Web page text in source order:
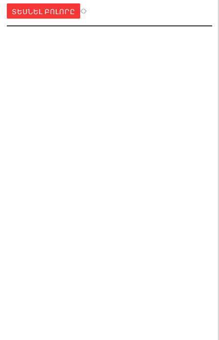
ՏԵՍՆԵԼ ԲՈԼՈՐԸ